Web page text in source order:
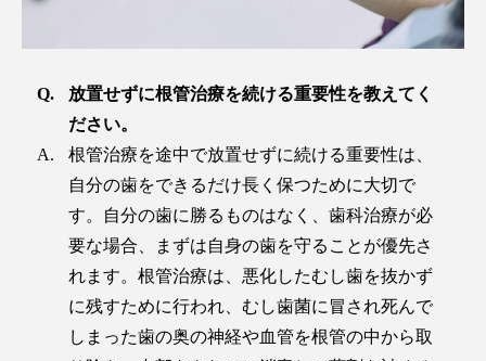
放置せずに根管治療を続ける重要性を教えてく
ださい。
根管治療を途中で放置せずに続ける重要性は、
自分の歯をできるだけ長く保つために大切で
す。自分の歯に勝るものはなく、歯科治療が必
要な場合、まずは自身の歯を守ることが優先さ
れます。根管治療は、悪化したむし歯を抜かず
に残すために行われ、むし歯菌に冒され死んで
しまった歯の奥の神経や血管を根管の中から取